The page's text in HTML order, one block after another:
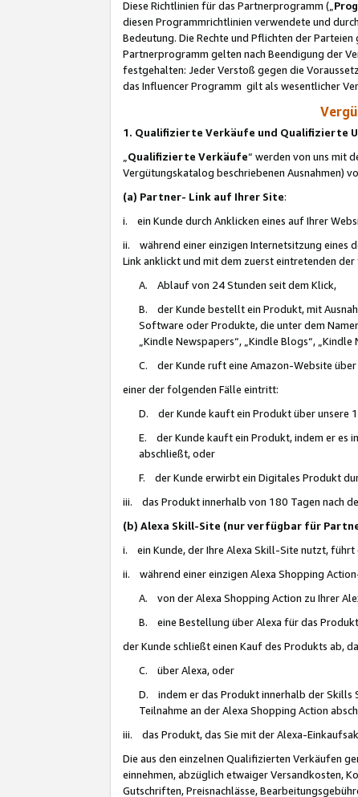
Diese Richtlinien für das Partnerprogramm („
diesen Programmrichtlinien verwendete und
Bedeutung. Die Rechte und Pflichten der
Partnerprogramm gelten nach Beendigung der
festgehalten: Jeder Verstoß gegen die
das Influencer Programm gilt als wesentlicher
1. Qualifizierte Verkäufe und Qualifizierte
Qualifizierte Verkäufe“ werden von uns mit
Vergütungskatalog beschriebenen Ausnahmen)
(a) Partner- Link auf Ihrer Site:
i. ein Kunde durch Anklicken eines auf Ihrer
ii. während einer einzigen Internetsitzung eines
Link anklickt und mit dem zuerst eintretenden
A. Ablauf von 24 Stunden seit dem Klick,
B. der Kunde bestellt ein Produkt, mit
Software oder Produkte, die unter dem Namen
„Kindle Newspapers“, „Kindle Blogs“,
C. der Kunde ruft eine Amazon-Website über
einer der folgenden Fälle eintritt:
D. der Kunde kauft ein Produkt über unsere
E. der Kunde kauft ein Produkt, indem er es
abschließt, oder
F. der Kunde erwirbt ein Digitales Produkt
iii. das Produkt innerhalb von 180 Tagen nach
(b) Alexa Skill-Site (nur verfügbar für
i. ein Kunde, der Ihre Alexa Skill-Site nutzt, führt
ii. während einer einzigen Alexa Shopping
A. von der Alexa Shopping Action zu Ihrer
B. eine Bestellung über Alexa für das
der Kunde schließt einen Kauf des Produkts ab,
C. über Alexa, oder
D. indem er das Produkt innerhalb der Skills
Teilnahme an der Alexa Shopping Action
iii. das Produkt, das Sie mit der Alexa-
Die aus den einzelnen Qualifizierten Verkäufen
einnehmen, abzüglich etwaiger Versandkosten,
Gutschriften, Preisnachlässe,